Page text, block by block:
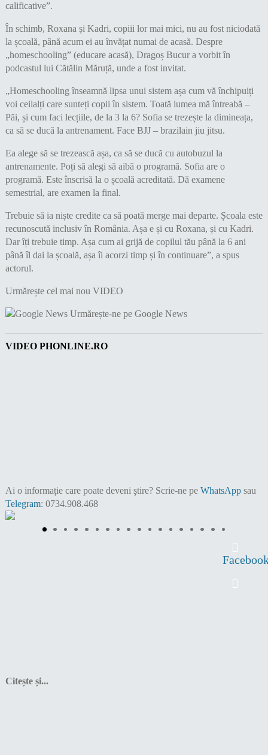
calificative”.
În schimb, Roxana și Kadri, copiii lor mai mici, nu au fost niciodată
la școală, până acum ei au învățat numai de acasă. Despre
„homeschooling” (educare acasă), Dragoș Bucur a vorbit în
podcastul lui Cătălin Măruță, unde a fost invitat.
„Homeschooling înseamnă lipsa unui sistem așa cum vă închipuiți
voi ceilalți care sunteți copii în sistem. Toată lumea mă întreabă –
Păi, și cum faci lecțiile, de la 3 la 6? Sofia se trezește la dimineața,
ca să se ducă la antrenament. Face BJJ – brazilain jiu jitsu.
Ea alege să se trezească așa, ca să se ducă cu autobuzul la
antrenamente. Poți să alegi să aibă o programă. Sofia are o
programă. Este înscrisă la o școală acreditată. Dă examene
semestrial, are examen la final.
Trebuie să ia niște credite ca să poată merge mai departe. Școala este
recunoscută inclusiv în România. Așa e și cu Roxana, și cu Kadri.
Dar îți trebuie timp. Așa cum ai grijă de copilul tău până la 6 ani
până îl dai la școală, așa îi acorzi timp și în continuare”, a spus
actorul.
Urmărește cel mai nou VIDEO
Urmărește-ne pe Google News
VIDEO PHONLINE.RO
Ai o informație care poate deveni ştire? Scrie-ne pe WhatsAppsau
Telegram: 0734.908.468
Citește și...